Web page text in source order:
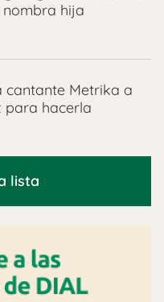
nombra hija
cantante Metrika a
para hacerla
lista